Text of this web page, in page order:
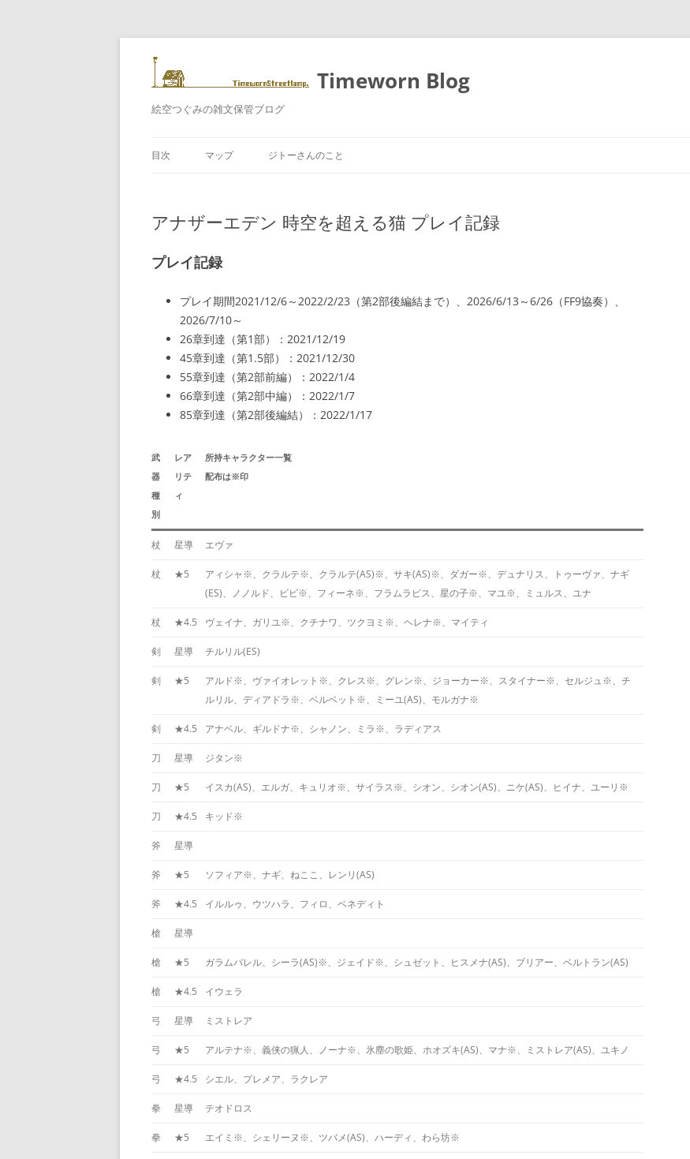
コ
ン
テ
ツ
ス
キ
Timeworn Blog
絵空つぐみの雑文保管ブログ
目次 マップ ジトーさんのこと
アナザーエデン 時空を超える猫 プレイ記録
プレイ記録
プレイ期間2021/12/6～2022/2/23（第2部後編結まで）、2026/6/13～6/26（FF9協奏）、
2026/7/10～
26章到達（第1部）：2021/12/19
45章到達（第1.5部）：2021/12/30
55章到達（第2部前編）：2022/1/4
66章到達（第2部中編）：2022/1/7
85章到達（第2部後編結）：2022/1/17
武
器
種
別
レア
リテ
ィ
所持キャラクター一覧
配布は※印
杖 星導 エヴァ
杖 ★5
アィシャ※、クラルテ※、クラルテ(AS)※、サキ(AS)※、ダガー※、デュナリス、トゥーヴァ、ナギ
(ES)、ノノルド、ビビ※、フィーネ※、フラムラピス、星の子※、マユ※、ミュルス、ユナ
杖 ★4.5 ヴェイナ、ガリユ※、クチナワ、ツクヨミ※、ヘレナ※、マイティ
剣 星導 チルリル(ES)
剣 ★5
アルド※、ヴァイオレット※、クレス※、グレン※、ジョーカー※、スタイナー※、セルジュ※、チ
ルリル、ディアドラ※、ベルベット※、ミーユ(AS)、モルガナ※
剣 ★4.5 アナベル、ギルドナ※、シャノン、ミラ※、ラディアス
刀 星導 ジタン※
刀 ★5 イスカ(AS)、エルガ、キュリオ※、サイラス※、シオン、シオン(AS)、ニケ(AS)、ヒイナ、ユーリ※
刀 ★4.5 キッド※
斧 星導
斧 ★5 ソフィア※、ナギ、ねここ、レンリ(AS)
斧 ★4.5 イルルゥ、ウツハラ、フィロ、ベネディト
槍 星導
槍 ★5 ガラムバレル、シーラ(AS)※、ジェイド※、シュゼット、ヒスメナ(AS)、ブリアー、ベルトラン(AS)
槍 ★4.5 イウェラ
弓 星導 ミストレア
弓 ★5 アルテナ※、義侠の猟人、ノーナ※、氷塵の歌姫、ホオズキ(AS)、マナ※、ミストレア(AS)、ユキノ
弓 ★4.5 シエル、プレメア、ラクレア
拳 星導 テオドロス
拳 ★5 エイミ※、シェリーヌ※、ツバメ(AS)、ハーディ、わら坊※